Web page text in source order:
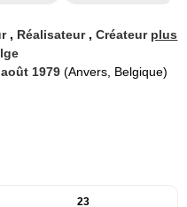
, Réalisateur ,Créateur plus
août 1979(Anvers, Belgique)
23